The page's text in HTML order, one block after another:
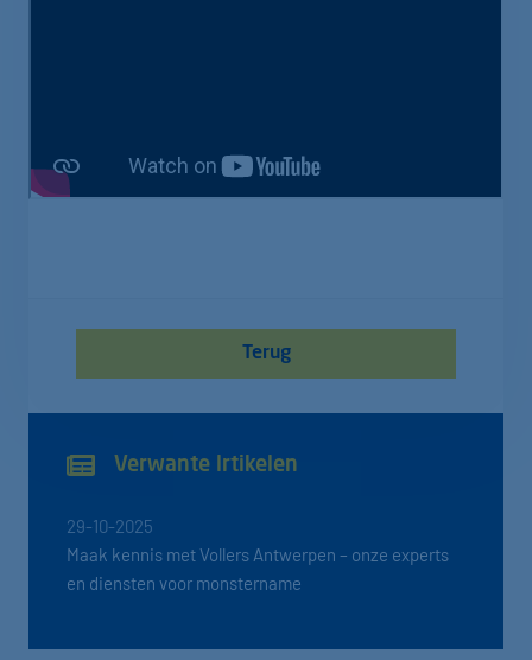
Terug
Verwante lrtikelen
29-10-2025
Maak kennis met Vollers Antwerpen – onze experts
en diensten voor monstername